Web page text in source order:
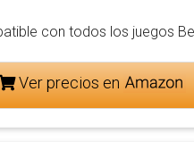
con todos los juegos
Ver precios en